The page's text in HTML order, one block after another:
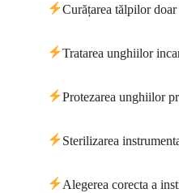
Curățarea tălpilor
Tratarea unghiilor
Protezarea unghiilor
Sterilizarea
Alegerea corecta a